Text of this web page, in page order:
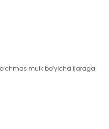
mulk bo‘yicha ijaraga